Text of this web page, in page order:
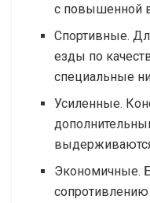
с повышенной
Спортивные.
езды по
специальные
Усиленные.
Экономичные.
сопротивлению